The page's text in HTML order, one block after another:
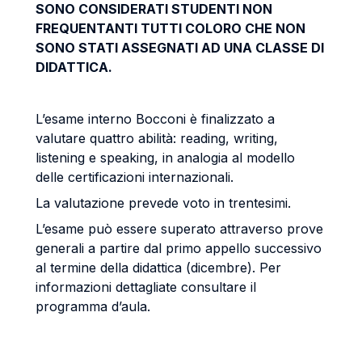
SONO CONSIDERATI STUDENTI NON
FREQUENTANTI TUTTI COLORO CHE NON
SONO STATI ASSEGNATI AD UNA CLASSE DI
DIDATTICA.
L’esame interno Bocconi è finalizzato a
valutare quattro abilità: reading, writing,
listening e speaking, in analogia al modello
delle certificazioni internazionali.
La valutazione prevede voto in trentesimi.
L’esame può essere superato attraverso prove
generali a partire dal primo appello successivo
al termine della didattica (dicembre). Per
informazioni dettagliate consultare il
programma d’aula.